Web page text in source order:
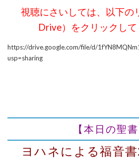
視聴にさいしては、以下の
Drive）をクリックして
https://drive.google.com/file/d/
usp=sharing
【本日の聖書
ヨハネによる福音